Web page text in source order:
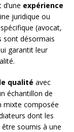
expérience
juridique ou
(avocat,
sont désormais
garantit leur
qualité avec
échantillon de
mixte composée
dont les
soumis à une